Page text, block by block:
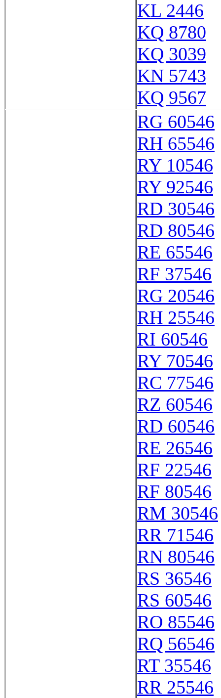
KL 2446
KQ 8780
KQ 3039
KN 5743
KQ 9567
RG 60546
RH 65546
RY 10546
RY 92546
RD 30546
RD 80546
RE 65546
RF 37546
RG 20546
RH 25546
RI 60546
RY 70546
RC 77546
RZ 60546
RD 60546
RE 26546
RF 22546
RF 80546
RM 30546
RR 71546
RN 80546
RS 36546
RS 60546
RO 85546
RQ 56546
RT 35546
RR 25546